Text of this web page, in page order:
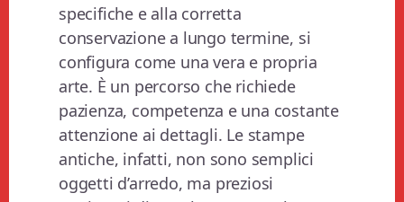
specifiche e alla corretta
conservazione a lungo termine, si
configura come una vera e propria
arte. È un percorso che richiede
pazienza, competenza e una costante
attenzione ai dettagli. Le stampe
antiche, infatti, non sono semplici
oggetti d’arredo, ma preziosi